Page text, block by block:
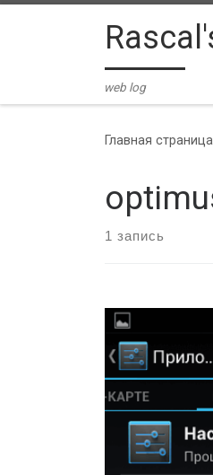
Skip to content
web log
Главная страница
1 запись